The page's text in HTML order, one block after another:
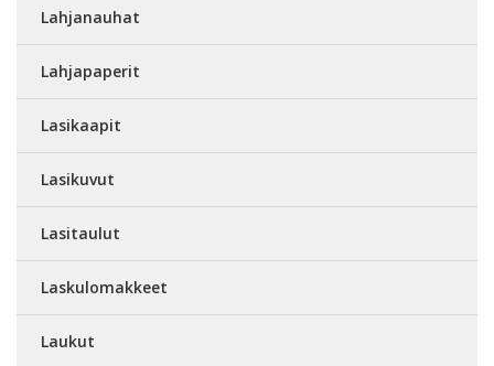
Lahjanauhat
Lahjapaperit
Lasikaapit
Lasikuvut
Lasitaulut
Laskulomakkeet
Laukut